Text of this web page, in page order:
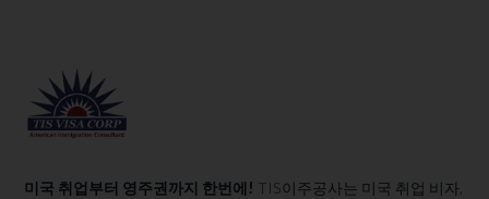
미국 취업부터 영주권까지 한번에! TIS이주공사는 미국 취업 비자,